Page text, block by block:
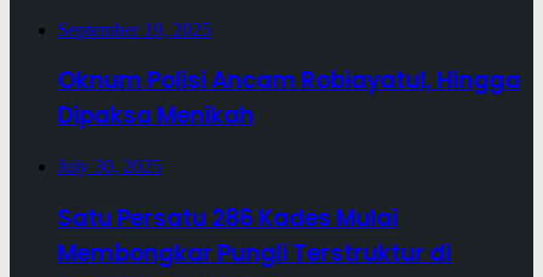
September 19, 2025
Oknum Polisi Ancam Robiayatul, Hingga
Dipaksa Menikah
July 30, 2025
Satu Persatu 286 Kades Mulai
Membongkar Pungli Terstruktur di